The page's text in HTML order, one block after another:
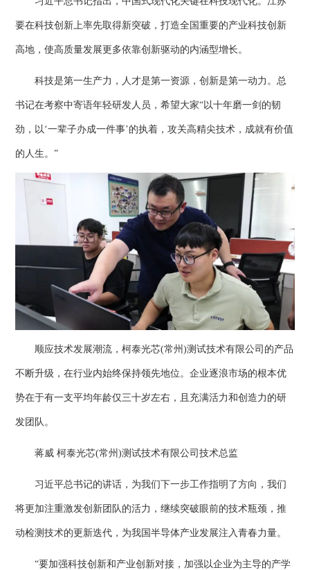
要在科技创新上率先取得新突破，打造全国重要的产业科技创新
高地，使高质量发展更多依靠创新驱动的内涵型增长。
科技是第一生产力，人才是第一资源，创新是第一动力。总
书记在考察中寄语年轻研发人员，希望大家“以十年磨一剑的韧
劲，以‘一辈子办成一件事’的执着，攻关高精尖技术，成就有价值
的人生。”
顺应技术发展潮流，柯泰光芯(常州)测试技术有限公司的产品
不断升级，在行业内始终保持领先地位。企业逐浪市场的根本优
势在于有一支平均年龄仅三十岁左右，且充满活力和创造力的研
发团队。
蒋威 柯泰光芯(常州)测试技术有限公司技术总监
习近平总书记的讲话，为我们下一步工作指明了方向，我们
将更加注重激发创新团队的活力，继续突破眼前的技术瓶颈，推
动检测技术的更新迭代，为我国半导体产业发展注入青春力量。
“要加强科技创新和产业创新对接，加强以企业为主导的产学